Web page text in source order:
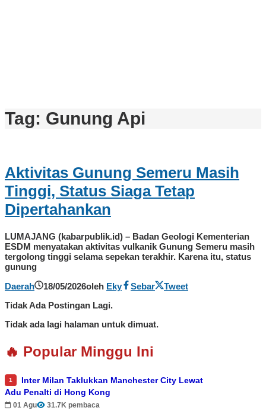
Tag: Gunung Api
Aktivitas Gunung Semeru Masih
Tinggi, Status Siaga Tetap
Dipertahankan
LUMAJANG (kabarpublik.id) – Badan Geologi Kementerian
ESDM menyatakan aktivitas vulkanik Gunung Semeru masih
tergolong tinggi selama sepekan terakhir. Karena itu, status
gunung
Daerah
18/05/2026oleh Eky Sebar
Tweet
Tidak Ada Postingan Lagi.
Tidak ada lagi halaman untuk dimuat.
🔥 Popular Minggu Ini
1
Inter Milan Taklukkan Manchester City Lewat
Adu Penalti di Hong Kong
01 Agu 31.7K pembaca